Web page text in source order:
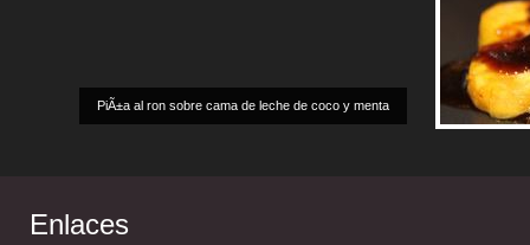
PiÃ±a al ron sobre cama de leche de coco y menta
Enlaces